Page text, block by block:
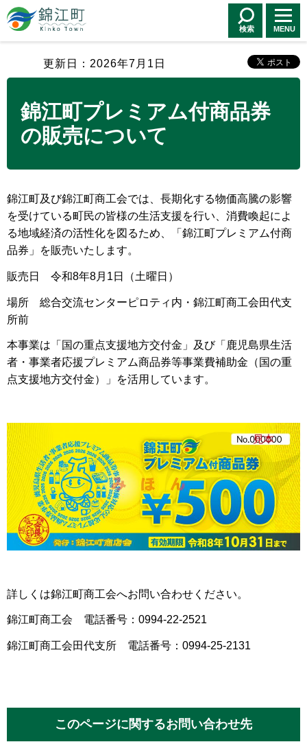
錦江町 Kinko
Town
検索 MENU
更新日：2026年7月1日
錦江町プレミアム付商品券
の販売について
錦江町及び錦江町商工会では、長期化する物価高騰の影響
を受けている町民の皆様の生活支援を行い、消費喚起によ
る地域経済の活性化を図るため、「錦江町プレミアム付商
品券」を販売いたします。
販売日 令和8年8月1日（土曜日）
場所 総合交流センターピロティ内・錦江町商工会田代支
所前
本事業は「国の重点支援地方交付金」及び「鹿児島県生活
者・事業者応援プレミアム商品券等事業費補助金（国の重
点支援地方交付金）」を活用しています。
詳しくは錦江町商工会へお問い合わせください。
錦江町商工会 電話番号：0994-22-2521
錦江町商工会田代支所 電話番号：0994-25-2131
このページに関するお問い合わせ先